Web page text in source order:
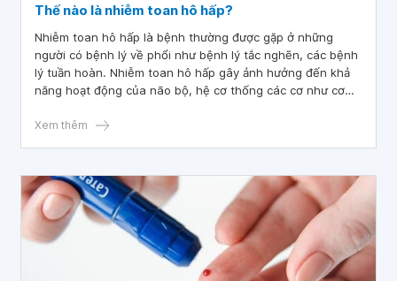
Thế nào là nhiễm toan hô hấp?
Nhiễm toan hô hấp là bệnh thường được gặp ở những
người có bệnh lý về phổi như bệnh lý tắc nghẽn, các bệnh
lý tuần hoàn. Nhiễm toan hô hấp gây ảnh hưởng đến khả
năng hoạt động của não bộ, hệ cơ thống các cơ như cơ
Xem thêm